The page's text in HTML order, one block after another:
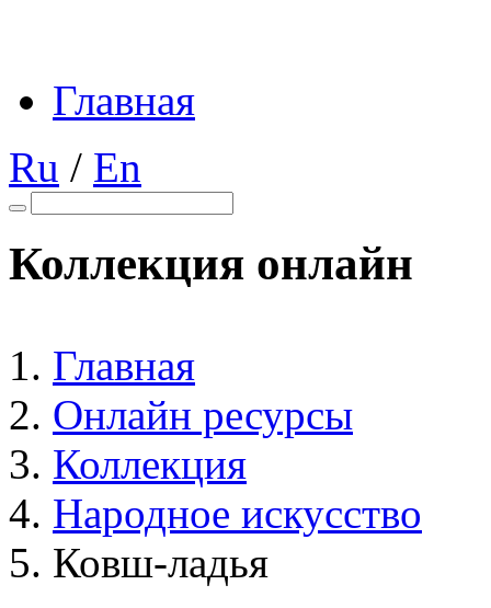
Главная
Ru / En
Коллекция онлайн
Главная
Онлайн ресурсы
Коллекция
Народное искусство
Ковш-ладья